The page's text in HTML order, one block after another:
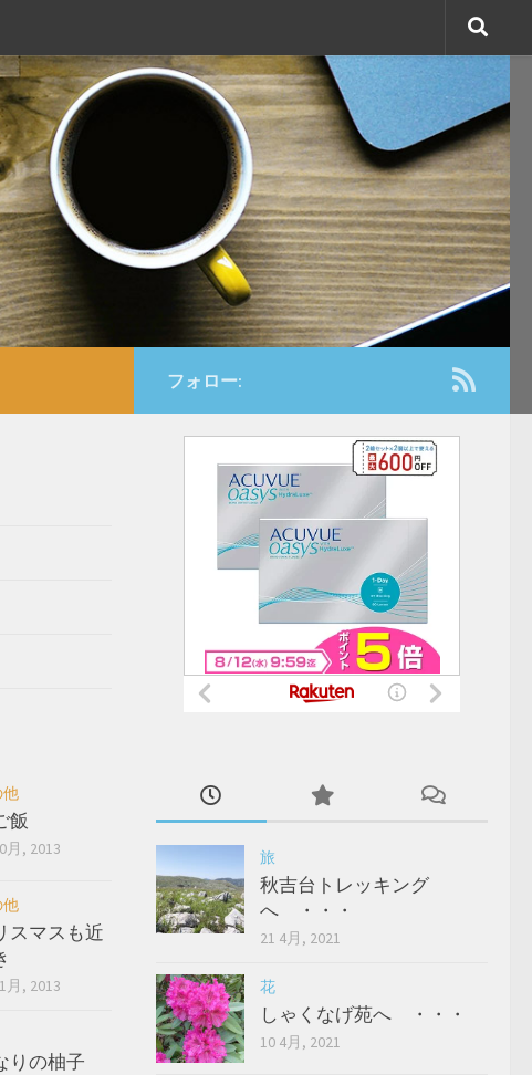
フォロー:
旅
秋吉台トレッキング
へ ・・・
21 4月, 2021
花
しゃくなげ苑へ ・・・
10 4月, 2021
他
飯
月, 2013
他
スマスも近
月, 2013
りの柚子